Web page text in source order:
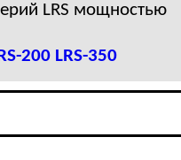
LRS мощностью
200 LRS-350